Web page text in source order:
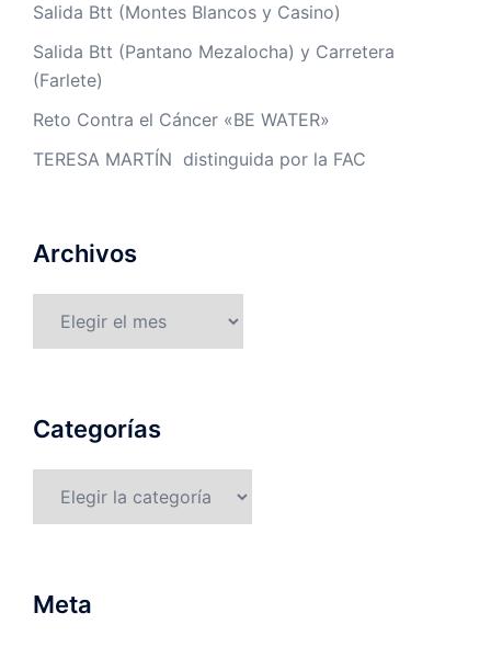
Salida Btt (Montes Blancos y Casino)
Salida Btt (Pantano Mezalocha) y Carretera
(Farlete)
Reto Contra el Cáncer «BE WATER»
TERESA MARTÍN distinguida por la FAC
Archivos
Categorías
Meta